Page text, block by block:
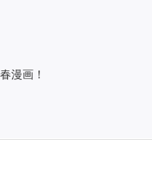
漫画！